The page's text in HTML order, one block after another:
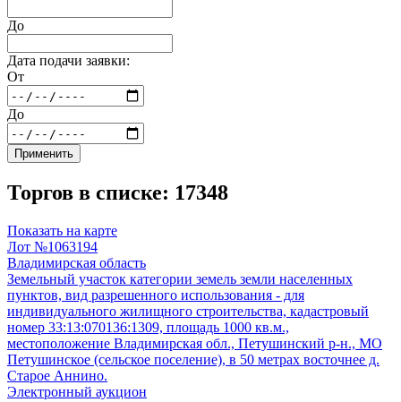
До
Дата подачи заявки:
От
До
Применить
Торгов в списке: 17348
Показать на карте
Лот №1063194
Владимирская область
Земельный участок категории земель земли населенных
пунктов, вид разрешенного использования - для
индивидуального жилищного строительства, кадастровый
номер 33:13:070136:1309, площадь 1000 кв.м.,
местоположение Владимирская обл., Петушинский р-н., МО
Петушинское (сельское поселение), в 50 метрах восточнее д.
Старое Аннино.
Электронный аукцион